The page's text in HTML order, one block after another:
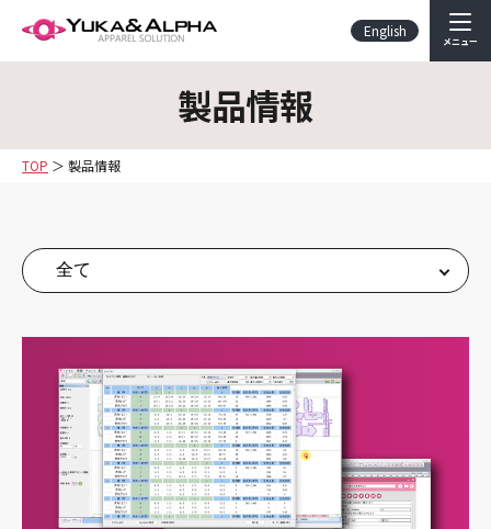
English
メニュー
製品情報
TOP 製品情報